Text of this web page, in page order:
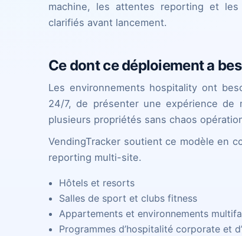
machine, les attentes reporting et
clarifiés avant lancement.
Ce dont ce déploiement a
Les environnements hospitality ont
24/7, de présenter une expérience
plusieurs propriétés sans chaos
VendingTracker soutient ce modèle en
reporting multi-site.
Hôtels et resorts
Salles de sport et clubs fitness
Appartements et environnements
Programmes d’hospitalité corporate et